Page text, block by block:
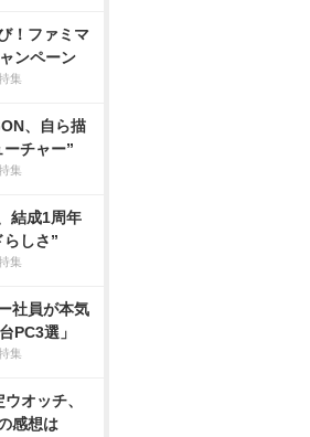
！ファミマ
ンペーン
集
、自ら描
チャー”
集
結成1周年
しさ”
集
社員が本気
PC3選」
集
オッチ、
感想は